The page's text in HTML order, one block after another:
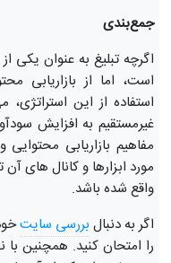
جمع‌بندی
اگرچه تبلیغ به عنوان یکی
است، اما از بازاریابی
استفاده از این
غیرمستقیم به افزایش
مفاهیم بازاریابی
مورد ابزارها و کانال های
واقع شده باشد.
اگر به دنبال بررسی سایت
را امتحان کنید. همچنین